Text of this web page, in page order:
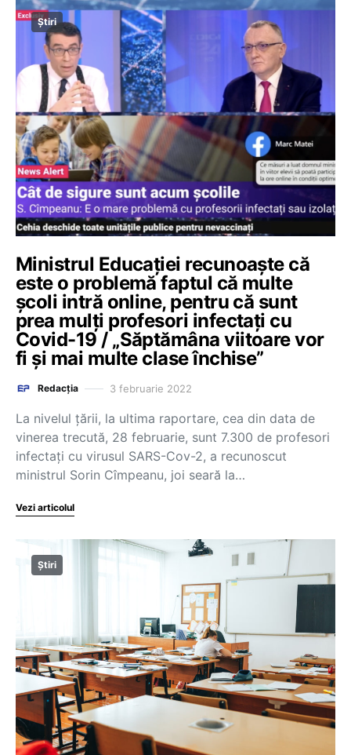
Știri
Ministrul Educației recunoaște că
este o problemă faptul că multe
școli intră online, pentru că sunt
prea mulți profesori infectați cu
Covid-19 / „Săptămâna viitoare vor
fi și mai multe clase închise”
Redacția 3 februarie 2022
La nivelul țării, la ultima raportare, cea din data de
vinerea trecută, 28 februarie, sunt 7.300 de profesori
infectați cu virusul SARS-Cov-2, a recunoscut
ministrul Sorin Cîmpeanu, joi seară la…
Vezi articolul
Știri